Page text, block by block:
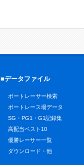
■データファイル
ボートレーサー検索
ボートレース場データ
SG・PG1・G1記録集
高配当ベスト10
優勝レーサー一覧
ダウンロード・他